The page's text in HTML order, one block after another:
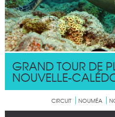
GRAND TOUR DE
NOUVELLE-
CIRCUIT NOUMÉA